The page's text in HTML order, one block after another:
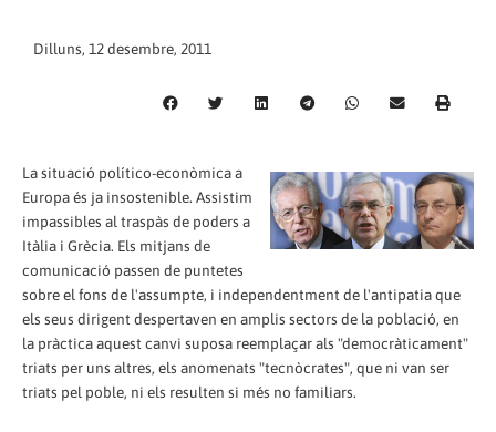
Dilluns, 12 desembre, 2011
La situació político-econòmica a
Europa és ja insostenible. Assistim
impassibles al traspàs de poders a
Itàlia i Grècia. Els mitjans de
comunicació passen de puntetes
sobre el fons de l'assumpte, i independentment de l'antipatia que
els seus dirigent despertaven en amplis sectors de la població, en
la pràctica aquest canvi suposa reemplaçar als "democràticament"
triats per uns altres, els anomenats "tecnòcrates", que ni van ser
triats pel poble, ni els resulten si més no familiars.